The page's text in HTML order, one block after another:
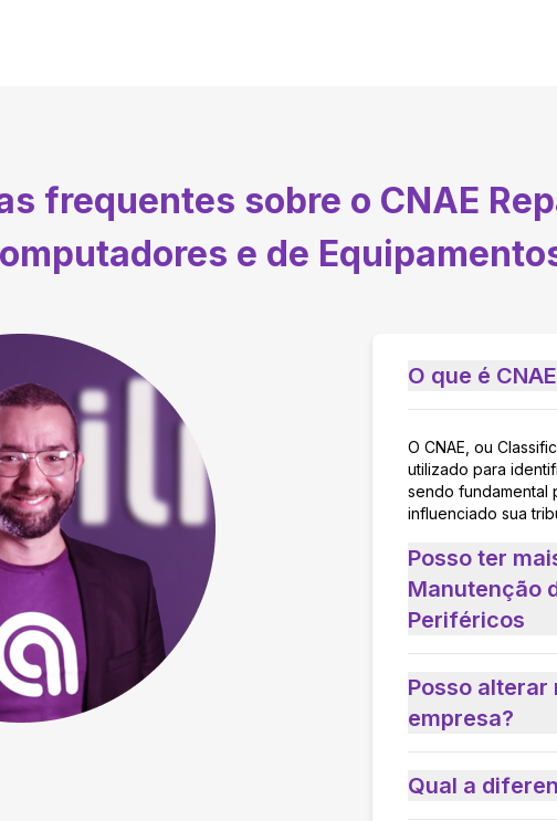
frequentes sobre o CNAE
e de
O que é
O CNAE, ou
utilizado para
sendo fundamental
influenciado sua
Posso ter
Manutenção
Periféricos
Posso alterar
empresa?
Qual a